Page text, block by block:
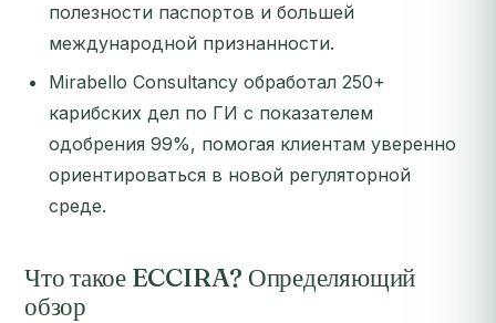
полезности паспортов и большей
международной признанности.
Mirabello Consultancy обработал 250+
карибских дел по ГИ с показателем
одобрения 99%, помогая клиентам уверенно
ориентироваться в новой регуляторной
среде.
Что такое ECCIRA? Определяющий
обзор